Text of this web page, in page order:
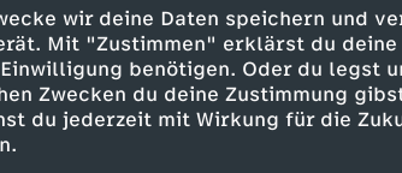
wir deine Daten speichern und
Mit "Zustimmen" erklärst du deine
benötigen. Oder du legst
Zwecken du deine Zustimmung
du jederzeit mit Wirkung für die
. 2023 wurde er mit dem Preis
nutzen eine spezielle
entwickeln, die Krankheiten
molekulare